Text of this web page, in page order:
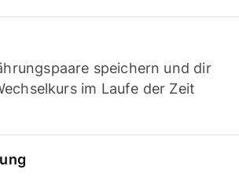
speichern und dir
im Laufe der Zeit